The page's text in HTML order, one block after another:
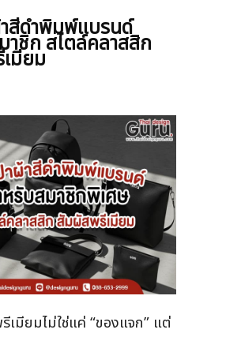
าสีดำพิมพ์แบรนด์
าชิก สไตล์คลาสสิก
มียม
เมียมไม่ใช่แค่ “ของแจก” แต่